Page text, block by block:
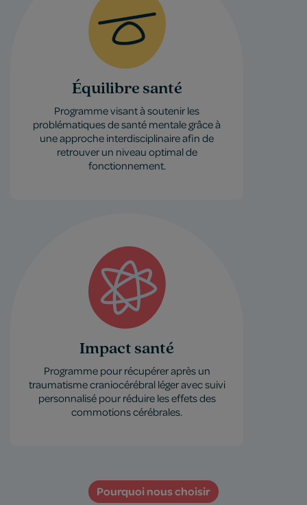
Équilibre santé
Programme visant à soutenir les
problématiques de santé mentale grâce à
une approche interdisciplinaire afin de
retrouver un niveau optimal de
fonctionnement.
Impact santé
Programme pour récupérer après un
traumatisme craniocérébral léger avec suivi
personnalisé pour réduire les effets des
commotions cérébrales.
Pourquoi nous choisir